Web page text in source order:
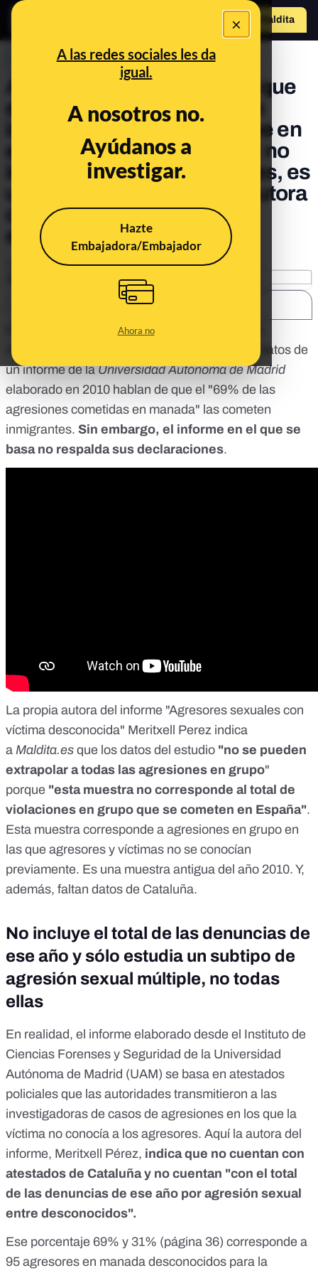
×
A las redes sociales les da
igual.
A nosotros no.
Ayúdanos a
investigar.
Hazte
Embajadora/Embajador
Ahora no
Hazte Maldita
PREBUNKING
Abascal vuelve a asegurar que
en las manadas el 69% son
inmigrantes, pero el informe en
el que se basa no dice eso: no
incluye todas las agresiones, es
una muestra de 2010 y la autora
confirma que no se puede
extrapolar
Publicado elFeb 14, 2020, 11:45:29 AM
El líder de VOX, Santiago Abascal,
defender este 13 de febrero en RTVE
que los datos de
un informe de laUniversidad Autónoma de Madrid
elaborado en 2010 hablan de que el "69% de las
agresiones cometidas en manada" las cometen
inmigrantes. Sin embargo, el informe en el que se
basa no respalda sus declaraciones.
La propia autora del informe "Agresores sexuales con
víctima desconocida" Meritxell Perez indica
a Maldita.es que los datos del estudio "no se pueden
extrapolar a todas las agresiones en grupo"
porque "esta muestra no corresponde al total de
violaciones en grupo que se cometen en España".
Esta muestra corresponde a agresiones en grupo en
las que agresores y víctimas no se conocían
previamente. Es una muestra antigua del año 2010. Y,
además, faltan datos de Cataluña.
No incluye el total de las denuncias de
ese año y sólo estudia un subtipo de
agresión sexual múltiple, no todas
ellas
En realidad, el informe elaborado desde el Instituto de
Ciencias Forenses y Seguridad de la Universidad
Autónoma de Madrid (UAM) se basa en atestados
policiales que las autoridades transmitieron a las
investigadoras de casos de agresiones en los que la
víctima no conocía a los agresores. Aquí la autora del
informe, Meritxell Pérez, indica que no cuentan con
atestados de Cataluña y no cuentan "con el total
de las denuncias de ese año por agresión sexual
entre desconocidos".
Ese porcentaje 69% y 31% (página 36) corresponde a
95 agresores en manada desconocidos para la